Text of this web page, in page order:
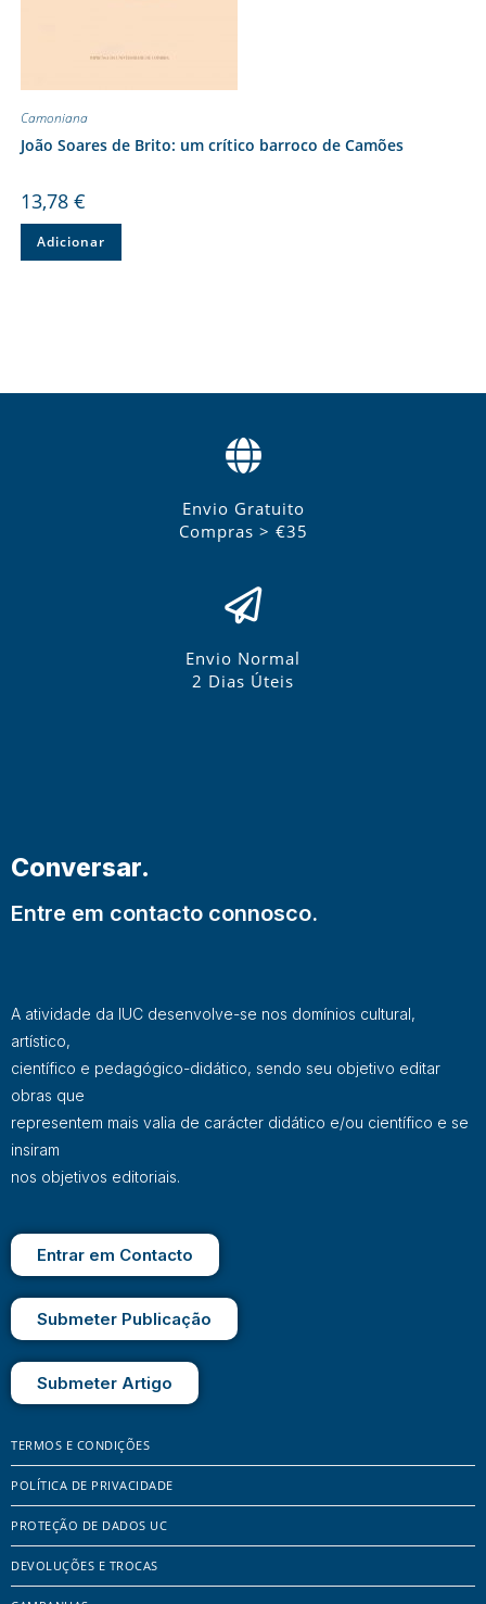
Camoniana
João Soares de Brito: um crítico barroco de Camões
13,78 €
Adicionar
Envio Gratuito
Compras > €35
Envio Normal
2 Dias Úteis
Conversar.
Entre em contacto connosco.
A atividade da IUC desenvolve-se nos domínios cultural,
artístico,
científico e pedagógico-didático, sendo seu objetivo editar
obras que
representem mais valia de carácter didático e/ou científico e se
insiram
nos objetivos editoriais.
Entrar em Contacto
Submeter Publicação
Submeter Artigo
TERMOS E CONDIÇÕES
POLÍTICA DE PRIVACIDADE
PROTEÇÃO DE DADOS UC
DEVOLUÇÕES E TROCAS